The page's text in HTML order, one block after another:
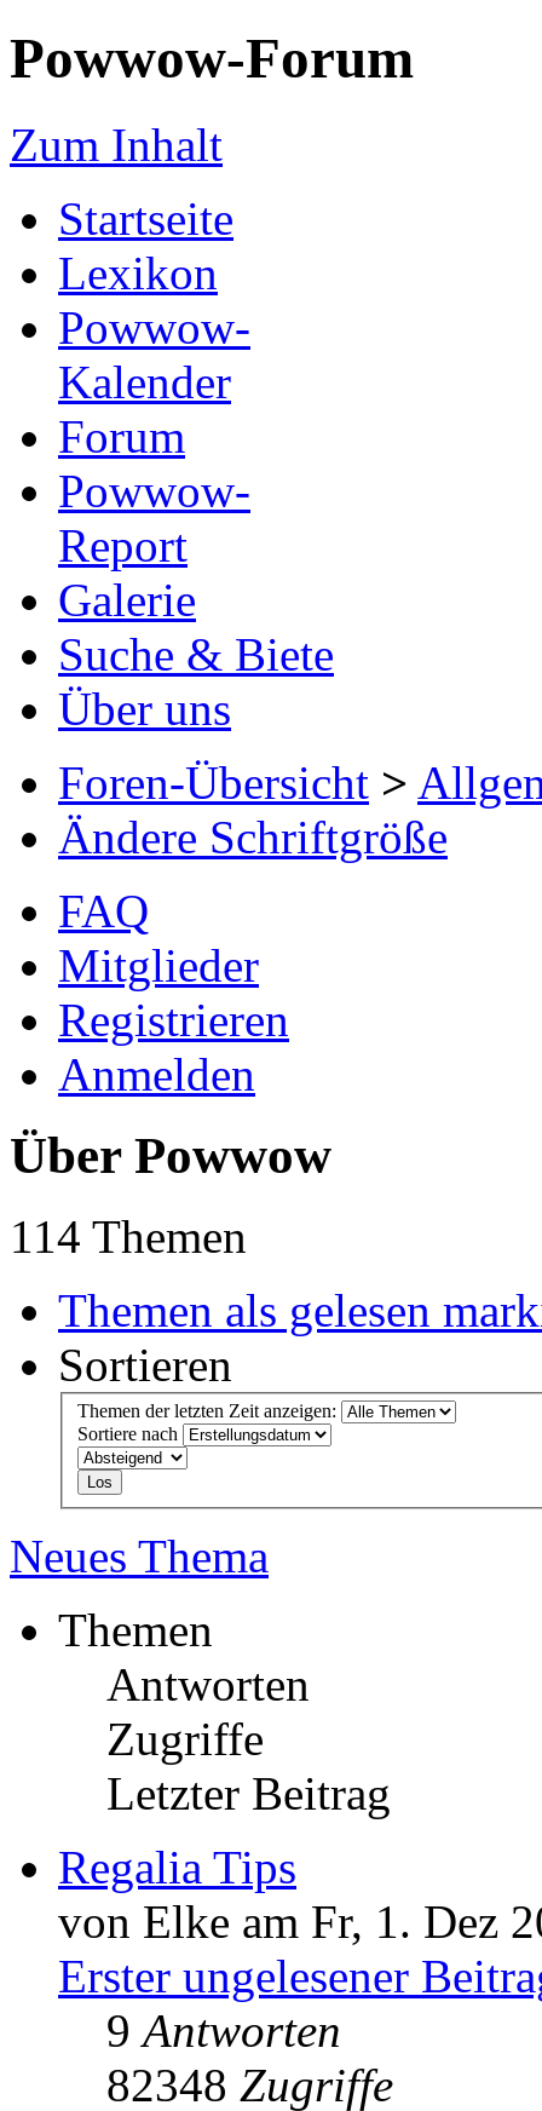
Powwow-Forum
Zum Inhalt
Startseite
Lexikon
Powwow-
Kalender
Forum
Powwow-
Report
Galerie
Suche & Biete
Über uns
Foren-Übersicht >
Ändere Schriftgröße
FAQ
Mitglieder
Registrieren
Anmelden
Über Powwow
114 Themen
Themen als gelesen
Sortieren
Themen der letzten Zeit anzeigen:
Sortiere nach
Neues Thema
Themen
Antworten
Zugriffe
Letzter Beitrag
Regalia Tips
von Elke am Fr, 1. Dez
Erster ungelesener
9Antworten
82348 Zugriffe